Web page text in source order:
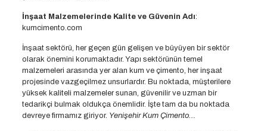
İnşaat Malzemelerinde Kalite ve Güvenin Adı:
kumcimento.com
İnşaat sektörü, her geçen gün gelişen ve büyüyen bir sektör
olarak önemini korumaktadır. Yapı sektörünün temel
malzemeleri arasında yer alan kum ve çimento, her inşaat
projesinde vazgeçilmez unsurlardır. Bu noktada, müşterilere
yüksek kaliteli malzemeler sunan, güvenilir ve uzman bir
tedarikçi bulmak oldukça önemlidir. İşte tam da bu noktada
devreye firmamız giriyor. Yenişehir Kum Çimento…